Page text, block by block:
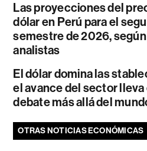
Las proyecciones del
dólar en Perú para el
semestre de 2026, según
analistas
El dólar domina las
el avance del sector lleva
debate más allá del
OTRAS NOTICIAS ECONÓMICAS